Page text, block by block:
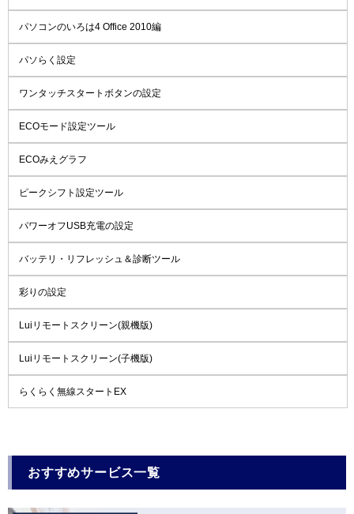
パソコンのいろは4 Office 2010編
パソらく設定
ワンタッチスタートボタンの設定
ECOモード設定ツール
ECOみえグラフ
ピークシフト設定ツール
パワーオフUSB充電の設定
バッテリ・リフレッシュ＆診断ツール
彩りの設定
Luiリモートスクリーン(親機版)
Luiリモートスクリーン(子機版)
らくらく無線スタートEX
おすすめサービス一覧